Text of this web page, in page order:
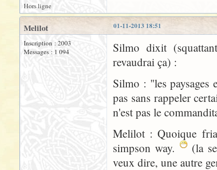
Hors ligne
01-11-2013 18:51
Melilot
Inscription : 2003
Messages : 1 094
Silmo dixit
revaudrai ça) :
Silmo : "les paysages
pas sans rappeler
n'est pas le
Melilot : Quoique
simpson way.
(la
veux dire, une autre